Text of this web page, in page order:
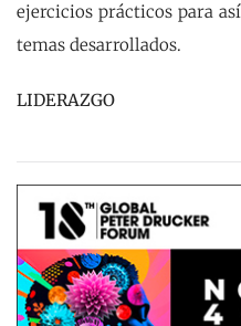
ejercicios prácticos para
temas desarrollados.
LIDERAZGO